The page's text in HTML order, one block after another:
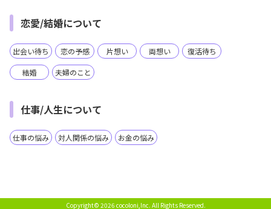
恋愛/結婚について
出会い待ち 恋の予感 片想い 両想い 復活待ち
結婚 夫婦のこと
仕事/人生について
仕事の悩み 対人関係の悩み お金の悩み
Copyright© 2026 cocoloni,Inc. All Rights Reserved.